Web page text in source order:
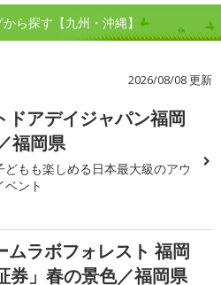
ら探す【九州・沖縄】
2026/08/08 更新
ドアデイジャパン福岡
福岡県
どもも楽しめる日本最大級のアウ
ベント
ムラボフォレスト 福岡
券」春の景色／福岡県